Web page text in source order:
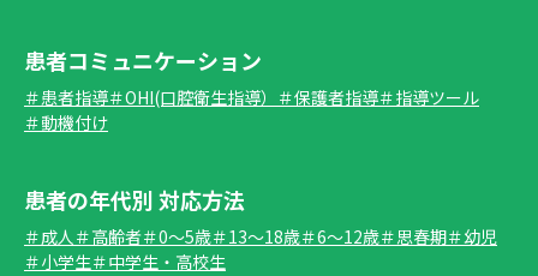
患者コミュニケーション
＃患者指導＃OHI(口腔衛生指導） ＃保護者指導＃指導ツール
＃動機付け
患者の年代別 対応方法
＃成人＃高齢者＃0～5歳＃13～18歳＃6～12歳＃思春期＃幼児
＃小学生＃中学生・高校生